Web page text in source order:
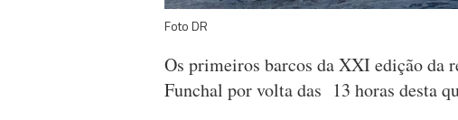
Foto DR
Os primeiros barcos da XXI edição da
Funchal por volta das 13 horas desta